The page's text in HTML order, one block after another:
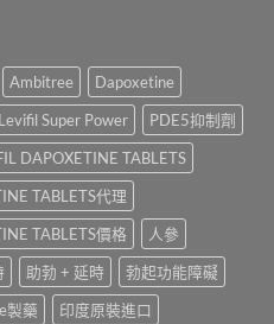
Ambitree
Dapoxetine
Levifil Super Power
PDE5抑制劑
DAPOXETINE TABLETS
TABLETS代理
TABLETS價格
人參
助勃 + 延時
勃起功能障礙
製藥
印度原裝進口